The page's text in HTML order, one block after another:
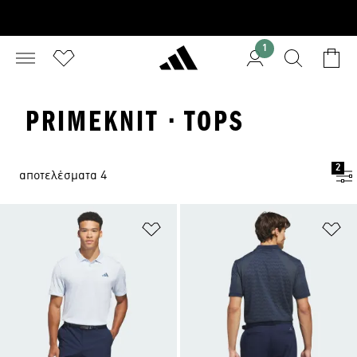
1
PRIMEKNIT · TOPS
αποτελέσματα 4
2
Προσθήκη στη Λίστα Επιθυμιών